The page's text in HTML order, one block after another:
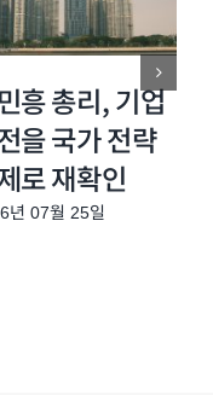
흥 총리, 기업
을 국가 전략
로 재확인
년 07월 25일